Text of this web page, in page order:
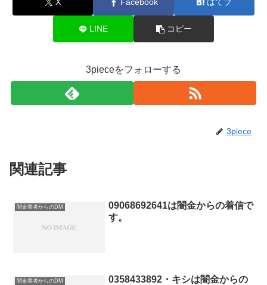
LINE コピー
3pieceをフォローする
3piece
関連記事
闇金業者からのDM
09068692641は闇金からの着信で
す。
闇金業者からのDM
0358433892・キシは闇金からの